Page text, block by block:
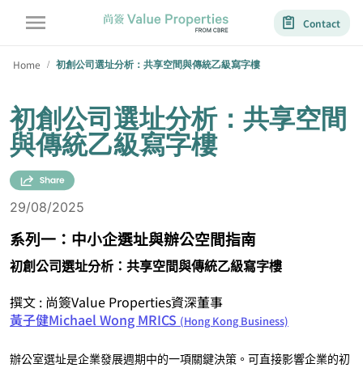
Contact
Home / 初創公司選址分析：共享空間與傳統乙級寫字樓
初創公司選址分析：共享空間
與傳統乙級寫字樓
29/08/2025
系列一：中小企選址與辦公空間指南
初創公司選址分析：共享空間與傳統乙級寫字樓
撰文 : 尚簽Value Properties資深董事
黃子健Michael Wong MRICS (Hong Kong Business)
辦公室選址是企業發展週期中的一項關鍵決策。可直接影響企業的初